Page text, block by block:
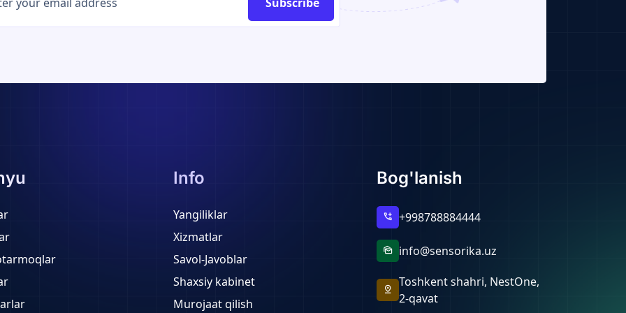
Info
Yangiliklar
Xizmatlar
Savol-Javoblar
Shaxsiy kabinet
Murojaat qilish
Bog'lanish
add_call +998788884444
mark_as_unread info@sensorika.uz
pin_drop
Toshkent shahri, NestOne,
2-qavat